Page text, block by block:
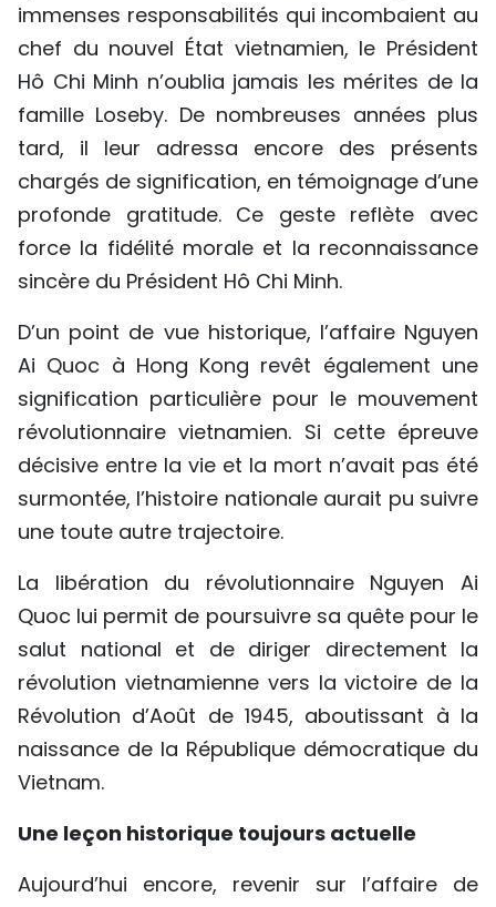
immenses responsabilités qui incombaient au
chef du nouvel État vietnamien, le Président
Hô Chi Minh n’oublia jamais les mérites de la
famille Loseby. De nombreuses années plus
tard, il leur adressa encore des présents
chargés de signification, en témoignage d’une
profonde gratitude. Ce geste reflète avec
force la fidélité morale et la reconnaissance
sincère du Président Hô Chi Minh.
D’un point de vue historique, l’affaire Nguyen
Ai Quoc à Hong Kong revêt également une
signification particulière pour le mouvement
révolutionnaire vietnamien. Si cette épreuve
décisive entre la vie et la mort n’avait pas été
surmontée, l’histoire nationale aurait pu suivre
une toute autre trajectoire.
La libération du révolutionnaire Nguyen Ai
Quoc lui permit de poursuivre sa quête pour le
salut national et de diriger directement la
révolution vietnamienne vers la victoire de la
Révolution d’Août de 1945, aboutissant à la
naissance de la République démocratique du
Vietnam.
Une leçon historique toujours actuelle
Aujourd’hui encore, revenir sur l’affaire de